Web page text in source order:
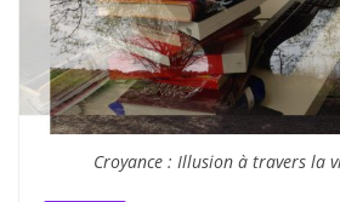
Croyance : Illusion à travers la